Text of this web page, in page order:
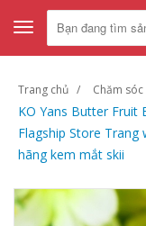
Toggle
navigation
Trang chủ Chăm sóc
KO Yans Butter Fruit
Flagship Store Trang
hãng kem mắt skii